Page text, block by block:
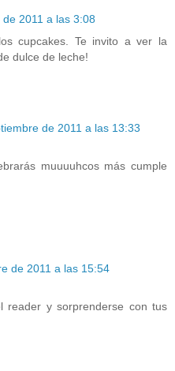
2011 a las 3:08
cupcakes. Te invito a ver la
dulce de leche!
de 2011 a las 13:33
muuuuhcos más cumple
de 2011 a las 15:54
reader y sorprenderse con tus